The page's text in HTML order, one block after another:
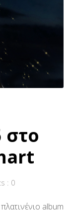
στο
: 0
album